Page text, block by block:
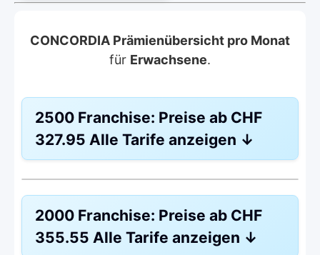
CONCORDIA Prämienübersicht pro Monat
für Erwachsene.
2500 Franchise: Preise ab CHF
327.95 Alle Tarife anzeigen ↓
Ohne Unfalldeckung:
CHF 327.95
2000 Franchise: Preise ab CHF
355.55 Alle Tarife anzeigen ↓